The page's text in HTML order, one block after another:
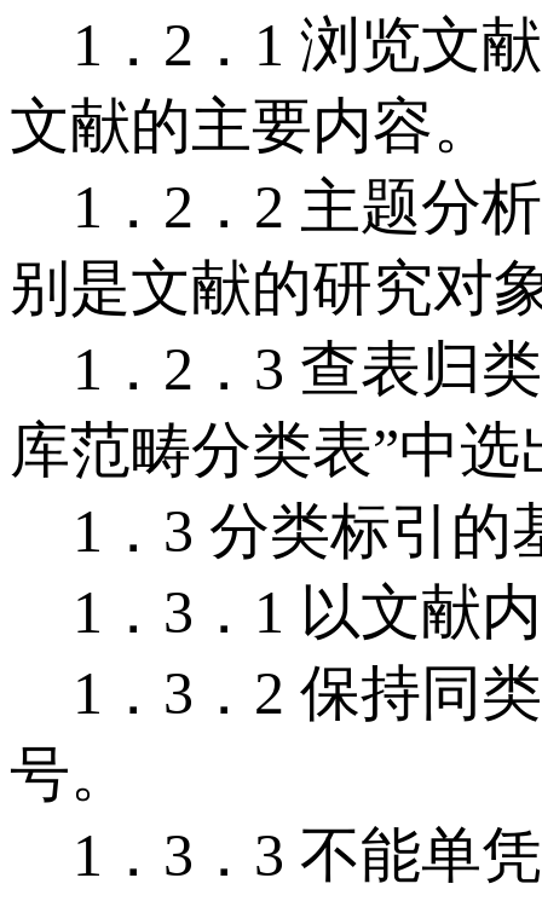
1．2．1 浏览文
文献的主要内容。
1．2．2 主题分
别是文献的研究对
1．2．3 查表归
库范畴分类表”中
1．3 分类标引的
1．3．1 以文献
1．3．2 保持同
号。
1．3．3 不能单